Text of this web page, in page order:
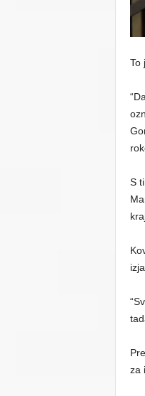
To
S
za